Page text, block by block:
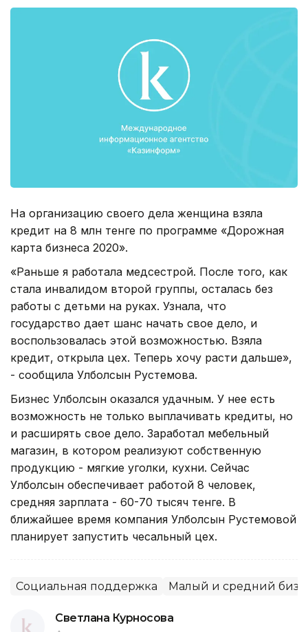
На организацию своего дела женщина взяла
кредит на 8 млн тенге по программе «Дорожная
карта бизнеса 2020».
«Раньше я работала медсестрой. После того, как
стала инвалидом второй группы, осталась без
работы с детьми на руках. Узнала, что
государство дает шанс начать свое дело, и
воспользовалась этой возможностью. Взяла
кредит, открыла цех. Теперь хочу расти дальше»,
- сообщила Улболсын Рустемова.
Бизнес Улболсын оказался удачным. У нее есть
возможность не только выплачивать кредиты, но
и расширять свое дело. Заработал мебельный
магазин, в котором реализуют собственную
продукцию - мягкие уголки, кухни. Сейчас
Улболсын обеспечивает работой 8 человек,
средняя зарплата - 60-70 тысяч тенге. В
ближайшее время компания Улболсын Рустемовой
планирует запустить чесальный цех.
Социальная поддержка Малый и средний
Светлана Курносова